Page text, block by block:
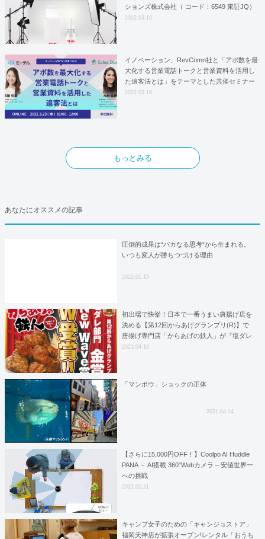
ションズ株式会社（ コード：6549 東証JQ）
はYFOSにおけるロジスティクスパートナー
2022.03.16
イノベーション、RevComn社と「アポ数を最
大化する営業電話トークと営業資料を活用し
た追客法とは」をテーマとした共催セミナー
を開催！
2022.03.16
もっとみる
あなたにオススメの記事
圧倒的成果は“バカなる思考”から生まれる。
いつも変人が勝ちつづける理由
2022.01.15
初出場で快挙！日本で一番うまい唐揚げ店を
決める【第12回からあげグランプリ(R)】で
唐揚げ専門店「からあげの鉄人」が『塩ダレ
部門金賞』と『New Wave賞』をダブル受
2021.04.16
「マンボウ」ショックの正体
2021.04.14
【さらに15,000円OFF！】Coolpo AI Huddle
PANA － AI搭載 360°Webカメラ – 安値世界一
への挑戦
2021.05.21
キャンプ女子のための「キャンジョストア」
福岡天神店が拡張オープン!レンタル「おうち